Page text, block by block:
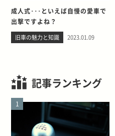
成人式･･･といえば自慢の愛車で
出撃ですよね？
旧車の魅力と知識 2023.01.09
記事ランキング
1